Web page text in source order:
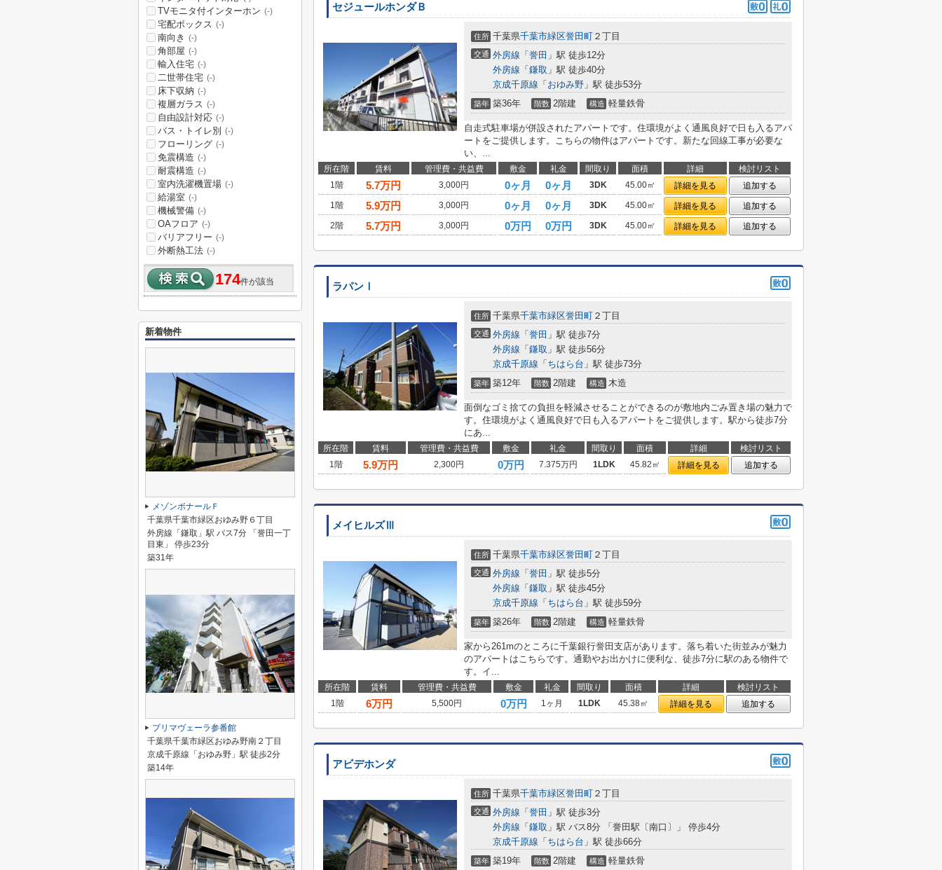
セジュールホンダＢ
住所 千葉県千葉市緑区誉田町 ２丁目
交通 外房線 「 誉田 」駅 徒歩12分
外房線 「 鎌取 」駅 徒歩40分
京成千原線 「 おゆみ野 」駅 徒歩53分
築年 築36年 階数 2階建 構造 軽量鉄骨
自走式駐車場が併設されたアパートです。住環境がよく通風良好で日も入るアパ
ートをご提供します。こちらの物件はアパートです。新たな回線工事が必要な
い、...
所在階 賃料 管理費・共益費 敷金 礼金 間取り 面積 詳細
検討リスト
1階
5.7万円 3,000円 0ヶ月 0ヶ月 3DK 45.00㎡ 詳細を見る
追加する
1階
5.9万円 3,000円 0ヶ月 0ヶ月 3DK 45.00㎡ 詳細を見る
追加する
2階
5.7万円 3,000円 0万円 0万円 3DK 45.00㎡ 詳細を見る 追加する
ラパンⅠ
住所 千葉県千葉市緑区誉田町 ２丁目
交通 外房線 「 誉田 」駅 徒歩7分
外房線 「 鎌取 」駅 徒歩56分
京成千原線 「 ちはら台 」駅 徒歩73分
築年 築12年 階数 2階建 構造 木造
面倒なゴミ捨ての負担を軽減させることができるのが敷地内ごみ置き場の魅力で
す。住環境がよく通風良好で日も入るアパートをご提供します。駅から徒歩7分
にあ...
所在階 賃料 管理費・共益費 敷金 礼金 間取り 面積 詳細
検討リスト
1階
5.9万円 2,300円 0万円 7.375万円 1LDK 45.82㎡ 詳細を見る 追加する
メイヒルズⅢ
住所 千葉県千葉市緑区誉田町 ２丁目
交通 外房線 「 誉田 」駅 徒歩5分
外房線 「 鎌取 」駅 徒歩45分
京成千原線 「 ちはら台 」駅 徒歩59分
築年 築26年 階数 2階建 構造 軽量鉄骨
家から261mのところに千葉銀行誉田支店があります。落ち着いた街並みが魅力
のアパートはこちらです。通勤やお出かけに便利な、徒歩7分に駅のある物件で
す。イ...
所在階 賃料 管理費・共益費 敷金 礼金 間取り 面積 詳細
検討リスト
1階
6万円 5,500円 0万円 1ヶ月 1LDK 45.38㎡ 詳細を見る 追加する
アビデホンダ
住所 千葉県千葉市緑区誉田町 ２丁目
交通 外房線 「 誉田 」駅 徒歩3分
外房線 「 鎌取 」駅 バス8分 「誉田駅〔南口〕」 停歩4分
京成千原線 「 ちはら台 」駅 徒歩66分
築年 築19年 階数 2階建 構造 軽量鉄骨
TVモニタ付インターホン (-)
宅配ボックス (-)
南向き (-)
角部屋 (-)
輸入住宅 (-)
二世帯住宅 (-)
床下収納 (-)
複層ガラス (-)
自由設計対応 (-)
バス・トイレ別 (-)
フローリング (-)
免震構造 (-)
耐震構造 (-)
室内洗濯機置場 (-)
給湯室 (-)
機械警備 (-)
OAフロア (-)
バリアフリー (-)
外断熱工法 (-)
174件が該当
新着物件
メゾンボナールＦ
千葉県千葉市緑区おゆみ野６丁目
外房線「鎌取」駅 バス7分 「誉田一丁
目東」 停歩23分
築31年
プリマヴェーラ参番館
千葉県千葉市緑区おゆみ野南２丁目
京成千原線「おゆみ野」駅 徒歩2分
築14年